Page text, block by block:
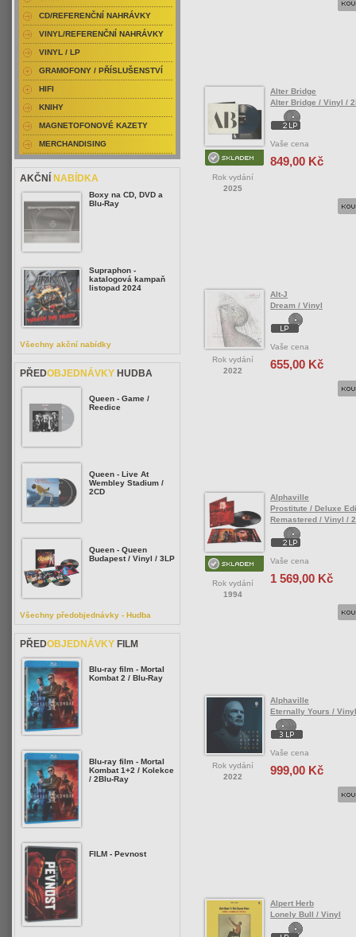
Rok vydání
2025
Alter Bridge
Alter Bridge / Vinyl /
Vaše cena
849,00 Kč
Rok vydání
2022
Alt-J
Dream / Vinyl
Vaše cena
655,00 Kč
Rok vydání
1994
Alphaville
Prostitute / Deluxe
Remastered / Vinyl /
Vaše cena
1 569,00 Kč
Rok vydání
2022
Alphaville
Eternally Yours /
Vaše cena
999,00 Kč
Alpert Herb
Lonely Bull / Vinyl
CD/REFERENČNÍ NAHRÁVKY
VINYL/REFERENČNÍ NAHRÁVKY
VINYL / LP
GRAMOFONY / PŘÍSLUŠENSTVÍ
HIFI
KNIHY
MAGNETOFONOVÉ KAZETY
MERCHANDISING
AKČNÍ NABÍDKA
Boxy na CD, DVD a
Blu-Ray
Supraphon -
katalogová kampaň
listopad 2024
Všechny akční nabídky
PŘEDOBJEDNÁVKY HUDBA
Queen - Game /
Reedice
Queen - Live At
Wembley Stadium /
2CD
Queen - Queen
Budapest / Vinyl / 3LP
Všechny předobjednávky - Hudba
PŘEDOBJEDNÁVKY FILM
Blu-ray film - Mortal
Kombat 2 / Blu-Ray
Blu-ray film - Mortal
Kombat 1+2 / Kolekce
/ 2Blu-Ray
FILM - Pevnost